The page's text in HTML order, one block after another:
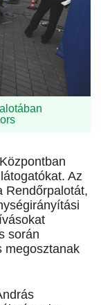
Az
Rendőrpalotát,
során
megosztanak